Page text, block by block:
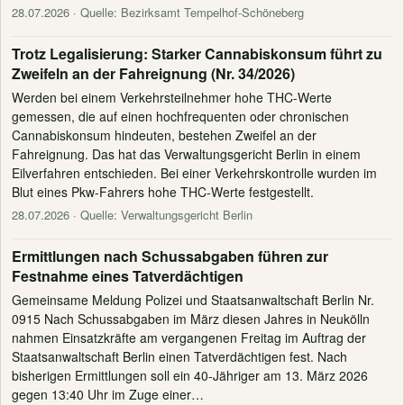
28.07.2026 · Quelle: Bezirksamt Tempelhof-Schöneberg
Trotz Legalisierung: Starker Cannabiskonsum führt zu
Zweifeln an der Fahreignung (Nr. 34/2026)
Werden bei einem Verkehrsteilnehmer hohe THC-Werte
gemessen, die auf einen hochfrequenten oder chronischen
Cannabiskonsum hindeuten, bestehen Zweifel an der
Fahreignung. Das hat das Verwaltungsgericht Berlin in einem
Eilverfahren entschieden. Bei einer Verkehrskontrolle wurden im
Blut eines Pkw-Fahrers hohe THC-Werte festgestellt.
28.07.2026 · Quelle: Verwaltungsgericht Berlin
Ermittlungen nach Schussabgaben führen zur
Festnahme eines Tatverdächtigen
Gemeinsame Meldung Polizei und Staatsanwaltschaft Berlin Nr.
0915 Nach Schussabgaben im März diesen Jahres in Neukölln
nahmen Einsatzkräfte am vergangenen Freitag im Auftrag der
Staatsanwaltschaft Berlin einen Tatverdächtigen fest. Nach
bisherigen Ermittlungen soll ein 40-Jähriger am 13. März 2026
gegen 13:40 Uhr im Zuge einer…